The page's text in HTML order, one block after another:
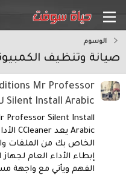
الوسوم
صيانة وتنظيف
Mr Professor
Silent Install Arabic لغة عربية
Professor Silent Install
الخاص بك من الملفات
إبطاء الأداء العام